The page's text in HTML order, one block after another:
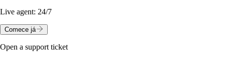
Live agent: 24/7
Comece já
Open a support ticket